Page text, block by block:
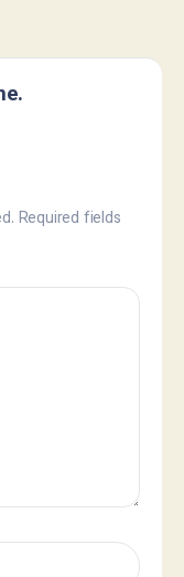
Required fields